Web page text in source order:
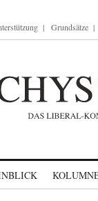
Grundsätze